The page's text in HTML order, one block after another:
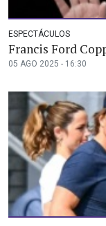
ESPECTÁCULOS
Francis Ford
05 AGO 2025 - 16:30